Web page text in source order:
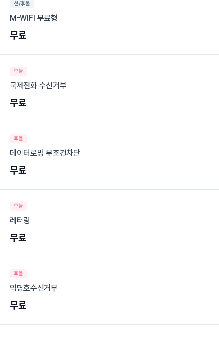
선/후불
M-WIFI 무료형
무료
후불
국제전화 수신거부
무료
후불
데이터로밍 무조건차단
무료
후불
레터링
무료
후불
익명호수신거부
무료